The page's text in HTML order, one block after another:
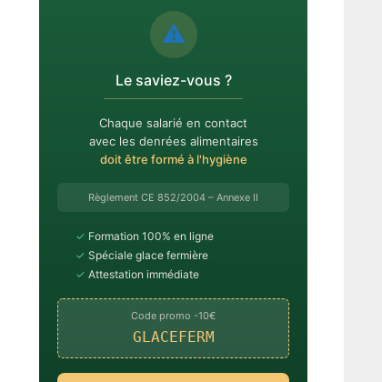
⚠️
Le saviez-vous ?
Chaque salarié en contact
avec les denrées alimentaires
doit être formé à l'hygiène
Règlement CE 852/2004 – Annexe II
✓ Formation 100% en ligne
✓ Spéciale glace fermière
✓ Attestation immédiate
Code promo -10€
GLACEFERM